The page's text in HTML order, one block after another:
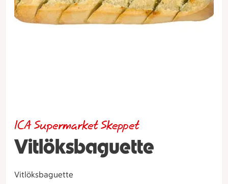
Vitlöksbaguette
ICA Supermarket Skeppet
Vitlöksbaguette